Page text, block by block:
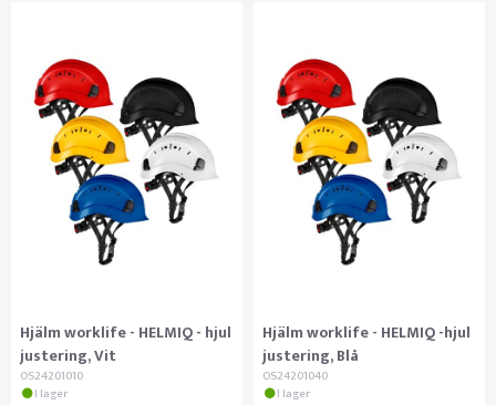
Hjälm worklife - HELMIQ - hjul
justering, Vit
OS24201010
I lager
Hjälm worklife - HELMIQ -hjul
justering, Blå
OS24201040
I lager